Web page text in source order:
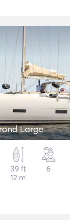
Large
39 ft
12 m
6